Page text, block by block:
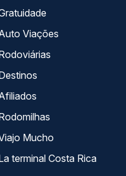
Auto Viações
Mucho
La terminal Costa Rica